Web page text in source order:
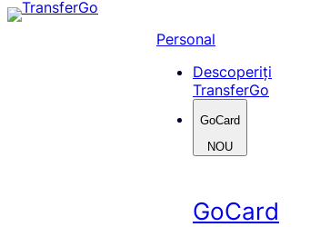
Skip
Personal
Descoperiți
TransferGo
GoCard
NOU
GoCard